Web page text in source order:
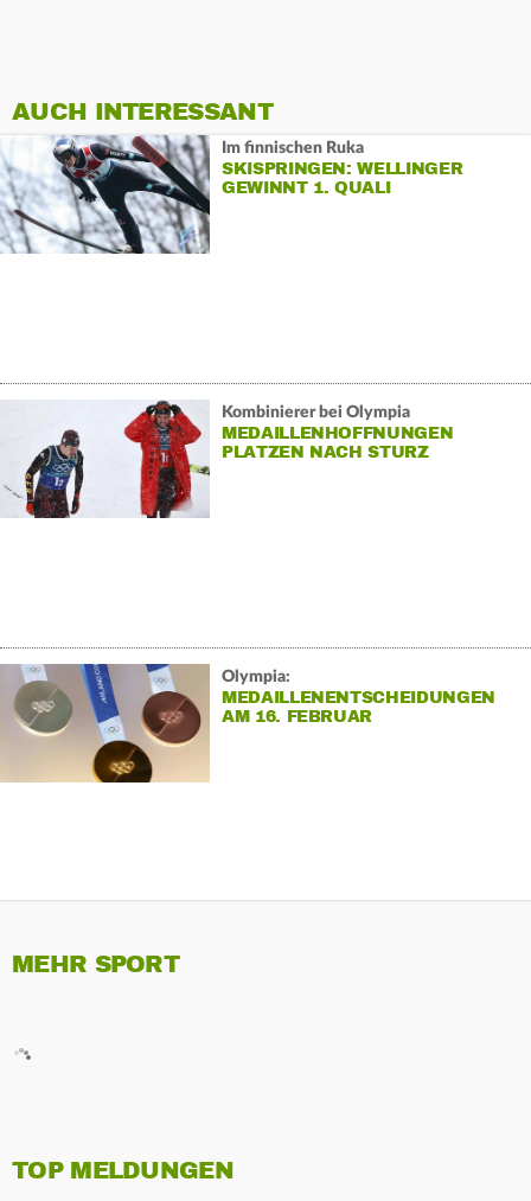
AUCH INTERESSANT
Im finnischen Ruka
SKISPRINGEN: WELLINGER
GEWINNT 1. QUALI
Kombinierer bei Olympia
MEDAILLENHOFFNUNGEN
PLATZEN NACH STURZ
Olympia:
MEDAILLENENTSCHEIDUNGEN
AM 16. FEBRUAR
MEHR SPORT
TOP MELDUNGEN